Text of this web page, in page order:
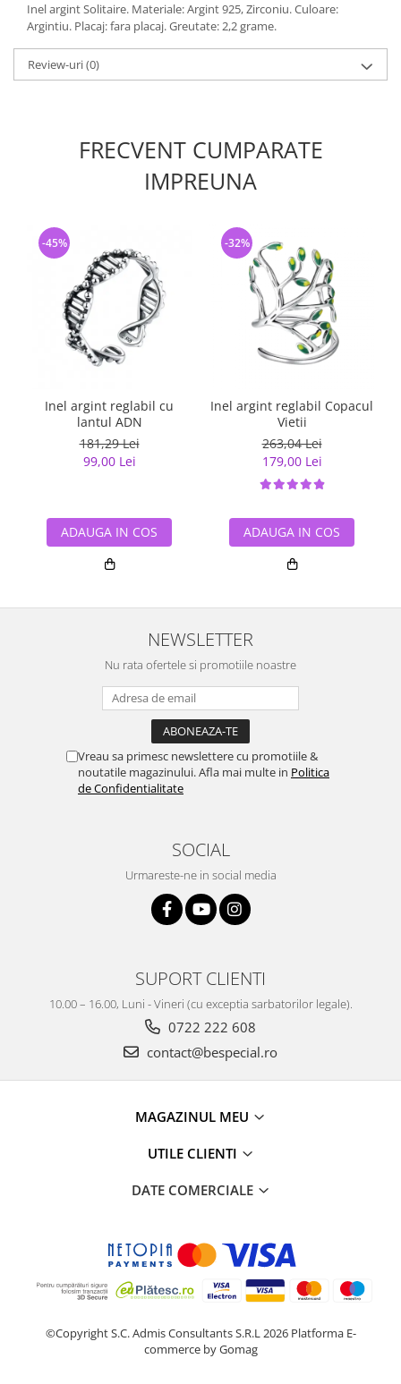
Inel argint Solitaire. Materiale: Argint 925, Zirconiu. Culoare:
Argintiu. Placaj: fara placaj. Greutate: 2,2 grame.
Review-uri(0)
FRECVENT CUMPARATE
IMPREUNA
Inel argint reglabil cu
lantul ADN
181,29 Lei
99,00 Lei
-45%
ADAUGA IN COS
Inel argint reglabil Copacul
Vietii
263,04 Lei
179,00 Lei
-32%
ADAUGA IN COS
NEWSLETTER
Nu rata ofertele si promotiile noastre
Vreau sa primesc newslettere cu promotiile &
noutatile magazinului. Afla mai multe in Politica
de Confidentialitate
SOCIAL
Urmareste-ne in social media
SUPORT CLIENTI
10.00 – 16.00, Luni - Vineri (cu exceptia sarbatorilor legale).
0722 222 608
contact@bespecial.ro
MAGAZINUL MEU
UTILE CLIENTI
DATE COMERCIALE
©Copyright S.C. Admis Consultants S.R.L 2026 Platforma E-
commerce by Gomag